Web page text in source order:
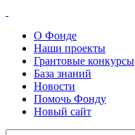
О Фонде
Наши проекты
Грантовые конкурсы
База знаний
Новости
Помочь Фонду
Новый сайт